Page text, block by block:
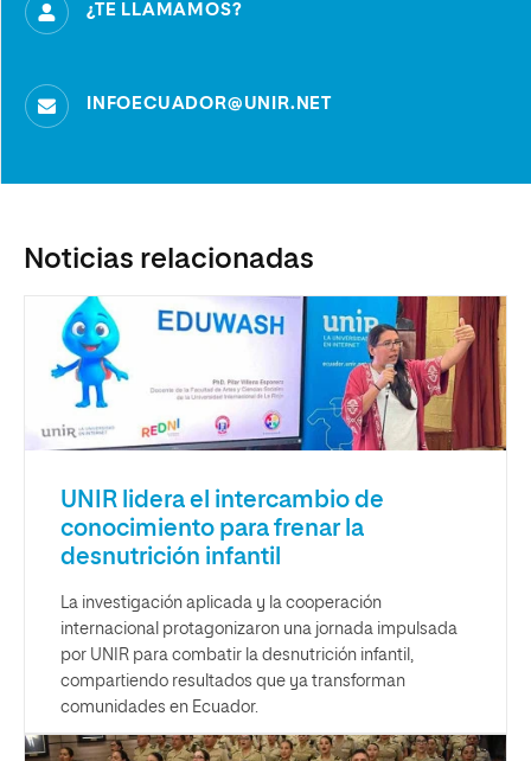
¿TE LLAMAMOS?
INFOECUADOR@UNIR.NET
Noticias relacionadas
UNIR lidera el intercambio de
conocimiento para frenar la
desnutrición infantil
La investigación aplicada y la cooperación
internacional protagonizaron una jornada impulsada
por UNIR para combatir la desnutrición infantil,
compartiendo resultados que ya transforman
comunidades en Ecuador.